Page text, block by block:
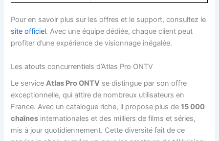
Pour en savoir plus sur les offres et le support, consultez le
site officiel. Avec une équipe dédiée, chaque client peut
profiter d’une expérience de visionnage inégalée.
Les atouts concurrentiels d’Atlas Pro ONTV
Le serviceAtlas Pro ONTV se distingue par son offre
exceptionnelle, qui attire de nombreux utilisateurs en
France. Avec un catalogue riche, il propose plus de15 000
chaînes internationales et des milliers de films et séries,
mis à jour quotidiennement. Cette diversité fait de ce